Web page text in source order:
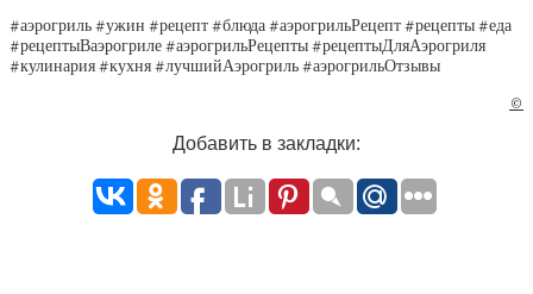
#аэрогриль #ужин #рецепт #блюда #аэрогрильРецепт #рецепты #еда
#рецептыВаэрогриле #аэрогрильРецепты #рецептыДляАэрогриля
#кулинария #кухня #лучшийАэрогриль #аэрогрильОтзывы
©
Добавить в закладки: